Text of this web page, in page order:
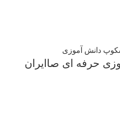
دانش آموزی
حرفه ای صاایران